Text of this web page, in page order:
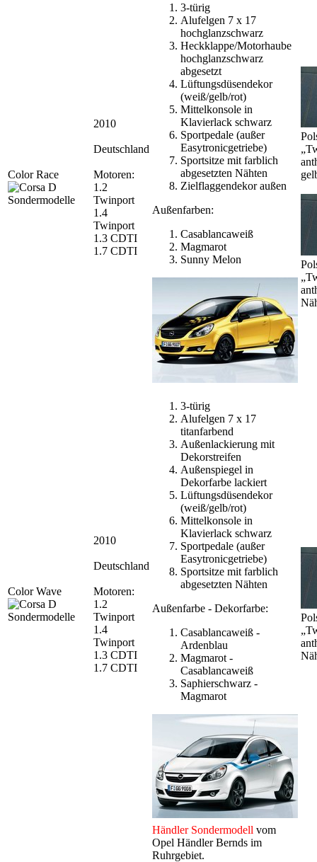
Color Race
2010
Deutschland
Motoren:
1.2
Twinport
1.4
Twinport
1.3 CDTI
1.7 CDTI
3-türig
Alufelgen 7 x 17
hochglanzschwarz
Heckklappe/Motorhaube
hochglanzschwarz
abgesetzt
Lüftungsdüsendekor
(weiß/gelb/rot)
Mittelkonsole in
Klavierlack schwarz
Sportpedale (außer
Easytronicgetriebe)
Sportsitze mit farblich
abgesetzten Nähten
Zielflaggendekor außen
Außenfarben:
Casablancaweiß
Magmarot
Sunny Melon
Color Wave
2010
Deutschland
Motoren:
1.2
Twinport
1.4
Twinport
1.3 CDTI
1.7 CDTI
3-türig
Alufelgen 7 x 17
titanfarbend
Außenlackierung mit
Dekorstreifen
Außenspiegel in
Dekorfarbe lackiert
Lüftungsdüsendekor
(weiß/gelb/rot)
Mittelkonsole in
Klavierlack schwarz
Sportpedale (außer
Easytronicgetriebe)
Sportsitze mit farblich
abgesetzten Nähten
Außenfarbe - Dekorfarbe:
Casablancaweiß -
Ardenblau
Magmarot -
Casablancaweiß
Saphierschwarz -
Magmarot
Händler Sondermodell vom
Opel Händler Bernds im
Ruhrgebiet.